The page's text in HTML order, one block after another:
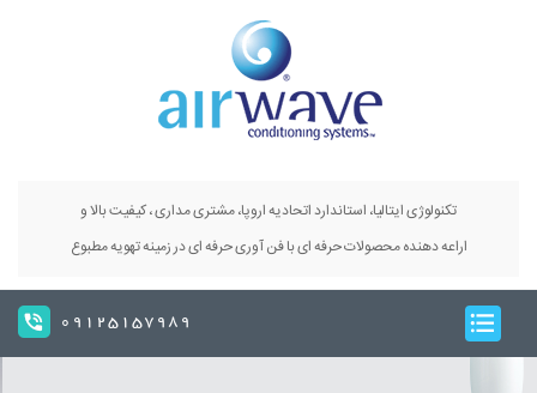
تکنولوژی ایتالیا، استاندارد اتحادیه اروپا، مشتری مداری ، کیفیت بالا و
اراعه دهنده محصولات حرفه ای با فن آوری حرفه ای در زمینه تهویه مطبوع
09125157989